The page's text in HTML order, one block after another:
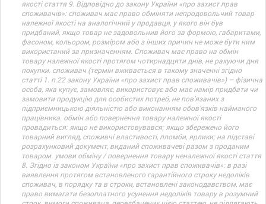
якості стаття 9. Відповідно до закону України «про захист прав
споживачів»: споживач має право обміняти непродовольчий товар
належної якості на аналогічний у продавця, у якого він був
придбаний, якщо товар не задовольнив його за формою, габаритами,
фасоном, кольором, розміром або з інших причин не може бути ним
використаний за призначенням. Споживач має право на обмін
товару належної якості протягом чотирнадцяти днів, не рахуючи дня
покупки. споживач (термін вживається в такому значенні згідно
статті 1. п.22 закону України «про захист прав споживачів») – фізична
особа, яка купує, замовляє, використовує або має намір придбати чи
замовити продукцію для особистих потреб, не пов’язаних з
підприємницькою діяльністю або виконанням обов’язків найманого
працівника. обмін або повернення товару належної якості
провадиться: якщо не використовувався; якщо збережено його
товарний вигляд, споживчі властивості, пломби, ярлики; на підставі
розрахунковий документ, виданий споживачеві разом з проданим
товаром. умови обміну / повернення товару неналежної якості стаття
8. Згідно із законом України «про захист прав споживачів»: в разі
виявлення протягом встановленого гарантійного строку недоліків
споживач, в порядку та в строки, встановлені законодавством, має
право вимагати безоплатного усунення недоліків товару в розумний